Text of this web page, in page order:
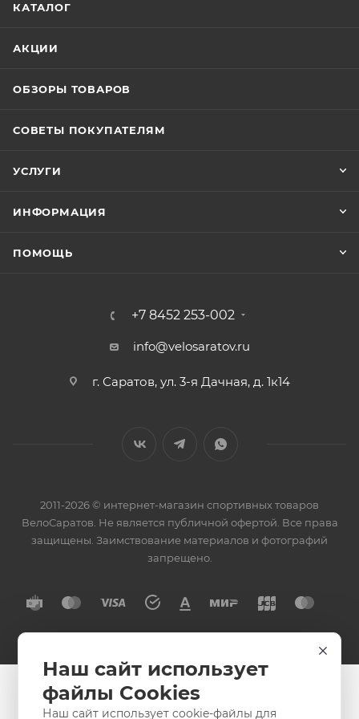
КАТАЛОГ
АКЦИИ
ОБЗОРЫ ТОВАРОВ
СОВЕТЫ ПОКУПАТЕЛЯМ
УСЛУГИ
ИНФОРМАЦИЯ
ПОМОЩЬ
+7 8452 253-002
info@velosaratov.ru
г. Саратов, ул. 3-я Дачная, д. 1к14
2011-2026 © интернет-магазин спортивных товаров
ВелоСаратов. Не является публичной офертой. Все права
защищены. Заимствование материалов и фотографий
запрещено.
Наш сайт использует
файлы Cookies
Наш сайт использует cookie-файлы для